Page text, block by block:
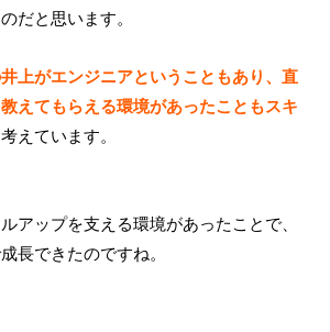
だと思います。
上がエンジニアということもあり、直
えてもらえる環境があったこともスキ
えています。
アップを支える環境があったことで、
長できたのですね。